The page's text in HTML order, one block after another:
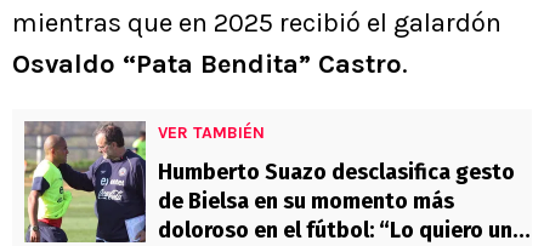
mientras que en 2025 recibió el galardón
Osvaldo “Pata Bendita” Castro.
VER TAMBIÉN
Humberto Suazo desclasifica gesto
de Bielsa en su momento más
doloroso en el fútbol: “Lo quiero un